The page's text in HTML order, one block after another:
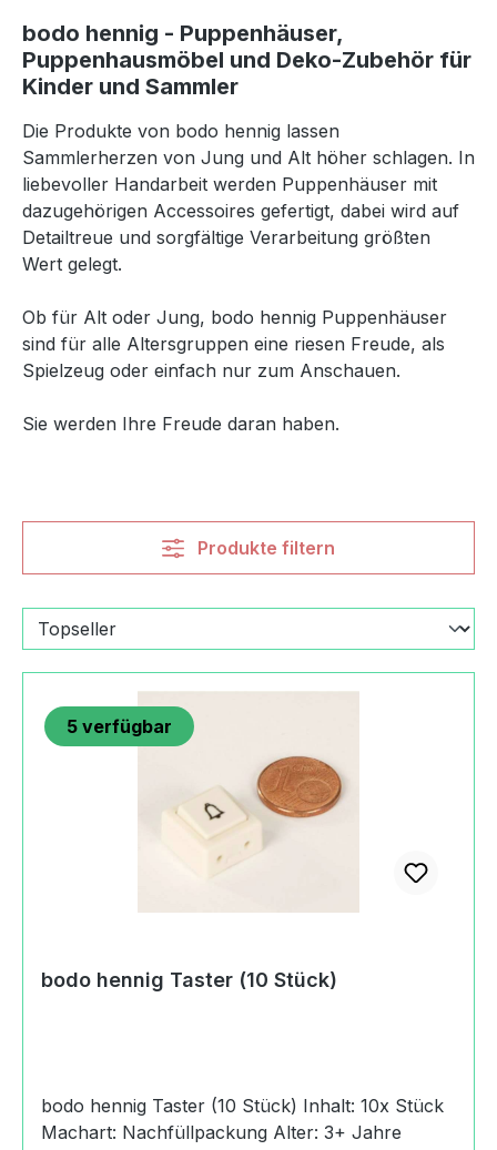
bodo hennig - Puppenhäuser,
Puppenhausmöbel und Deko-Zubehör für
Kinder und Sammler
Die Produkte von bodo hennig lassen
Sammlerherzen von Jung und Alt höher schlagen. In
liebevoller Handarbeit werden Puppenhäuser mit
dazugehörigen Accessoires gefertigt, dabei wird auf
Detailtreue und sorgfältige Verarbeitung größten
Wert gelegt.
Ob für Alt oder Jung, bodo hennig Puppenhäuser
sind für alle Altersgruppen eine riesen Freude, als
Spielzeug oder einfach nur zum Anschauen.
Sie werden Ihre Freude daran haben.
Produkte filtern
5 verfügbar
bodo hennig Taster (10 Stück)
bodo hennig Taster (10 Stück) Inhalt: 10x Stück
Machart: Nachfüllpackung Alter: 3+ Jahre